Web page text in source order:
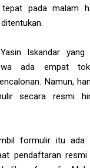
tepat pada malam
Iskandar
ada empat
Namun,
secara resmi
formulir itu ada
pendaftaran